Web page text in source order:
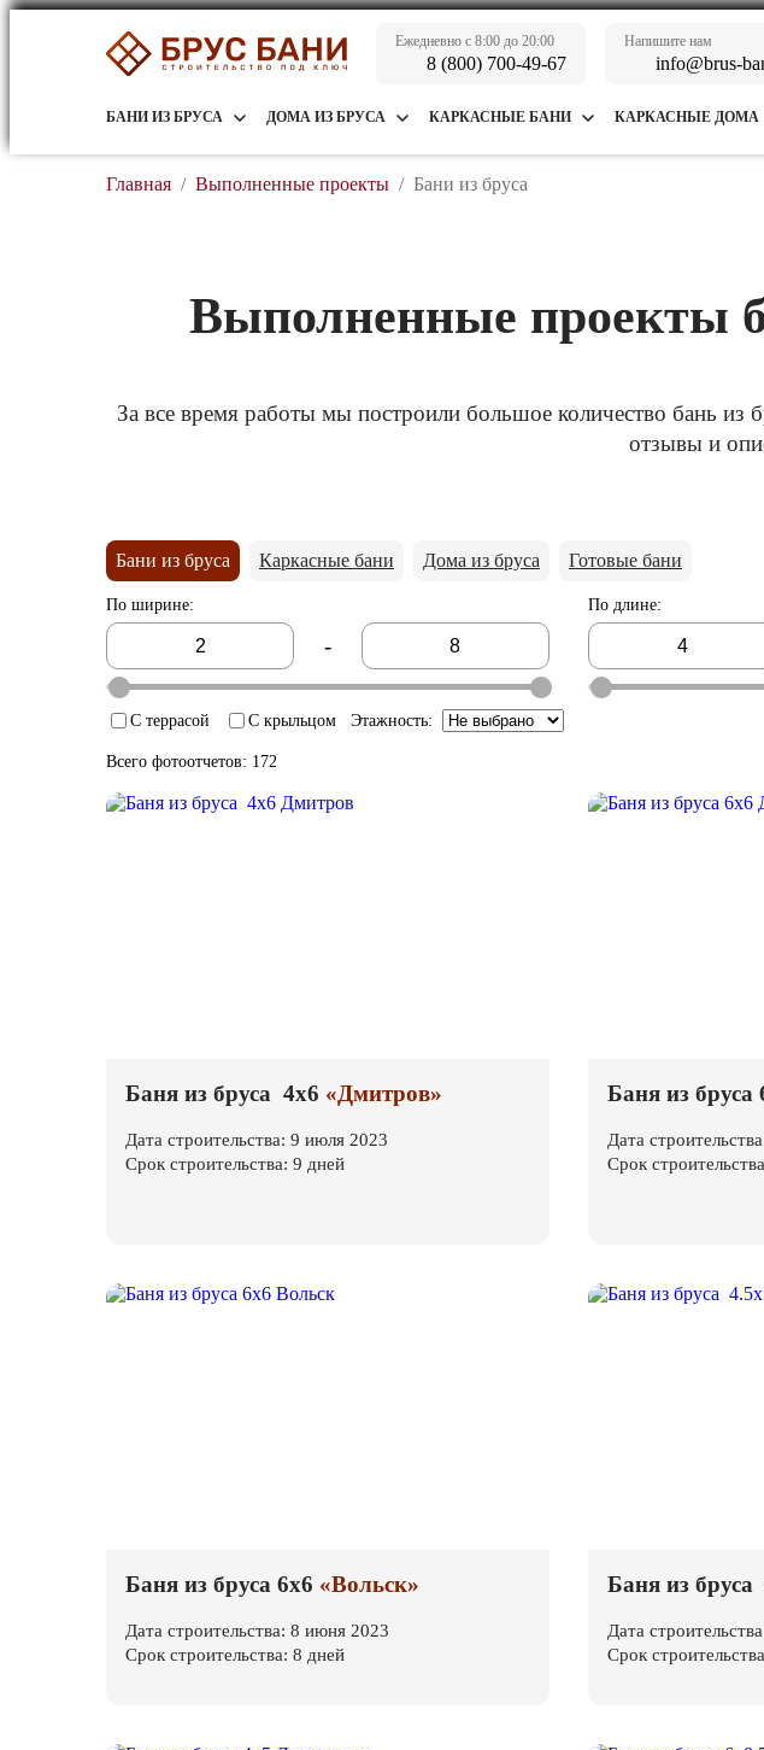
Ежедневно с 8:00 до 20:00
8 (800) 700-49-67
Напишите нам
info@brus-
БАНИ ИЗ БРУСА ДОМА ИЗ БРУСА КАРКАСНЫЕ БАНИ КАРКАСНЫЕ ДОМА
Главная / Выполненные проекты / Бани из бруса
Выполненные проекты
За все время работы мы построили большое количество бань
отзывы и
Бани из бруса Каркасные бани Дома из бруса Готовые бани
По ширине:
-
По длине:
С террасой С крыльцом Этажность:
Всего фотоотчетов: 172
Баня из бруса 4х6 «Дмитров»
Дата строительства: 9 июля 2023
Срок строительства: 9 дней
Баня из бруса
Дата
Срок
Баня из бруса 6х6 «Вольск»
Дата строительства: 8 июня 2023
Срок строительства: 8 дней
Баня из бруса
Дата
Срок